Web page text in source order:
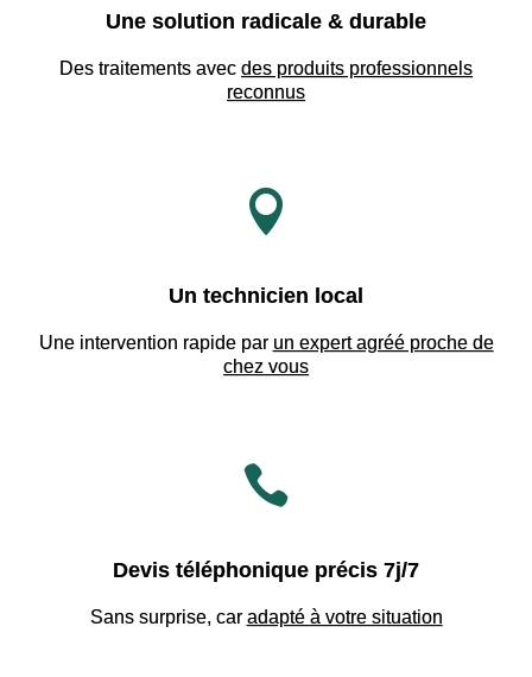
Une solution radicale & durable
Des traitements avec des produits professionnels
reconnus

Un technicien local
Une intervention rapide par un expert agréé proche de
chez vous

Devis téléphonique précis 7j/7
Sans surprise, car adapté à votre situation